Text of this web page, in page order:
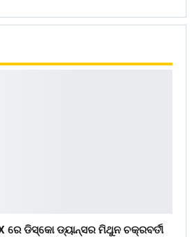
ଡିସ୍କୋ ଡ୍ୟାନ୍ସର ମିଥୁନ ଚକ୍ରବର୍ତୀ